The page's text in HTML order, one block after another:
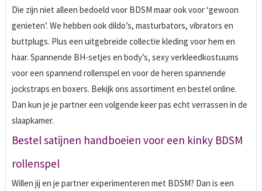
Die zijn niet alleen bedoeld voor BDSM maar ook voor ‘gewoon
genieten’. We hebben ook dildo’s, masturbators, vibrators en
buttplugs. Plus een uitgebreide collectie kleding voor hem en
haar. Spannende BH-setjes en body’s, sexy verkleedkostuums
voor een spannend rollenspel en voor de heren spannende
jockstraps en boxers. Bekijk ons assortiment en bestel online.
Dan kun je je partner een volgende keer pas echt verrassen in de
slaapkamer.
Bestel satijnen handboeien voor een kinky BDSM
rollenspel
Willen jij en je partner experimenteren met BDSM? Dan is een